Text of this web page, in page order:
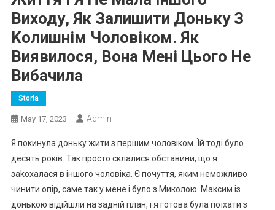
Виходу, Як Залишити Доньку З
Kолишнім Чоловіком. Як
Виявилося, Вона Мені Цього Не
Вибачила
Storia
May 17, 2023 Admin
Я покинула доньку жити з першим чоловіком. Їй тоді було
десять років. Так просто склалися обставини, що я
заkохалася в іншого чоловіка. Є почуття, яким неможливо
чинити опір, саме так у мене і було з Миколою. Максим із
донькою відійшли на задній план, і я готова була поїхати з